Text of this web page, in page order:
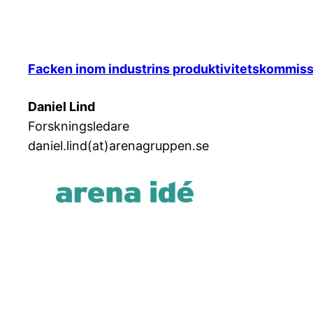
Facken inom industrins
Daniel Lind
Forskningsledare
daniel.lind(at)arenagruppen.se